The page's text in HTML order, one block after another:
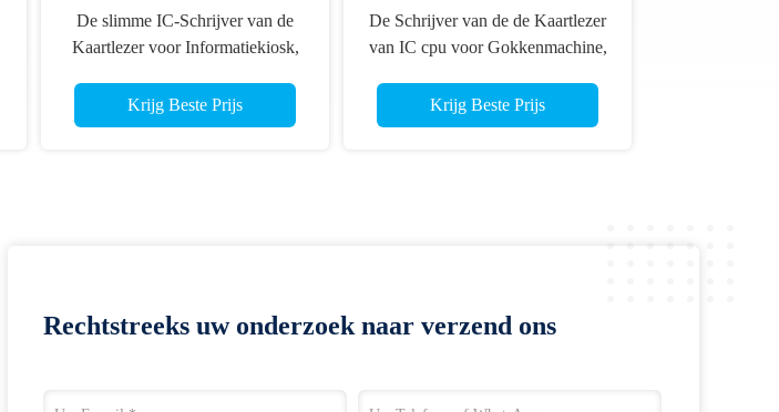
De slimme IC-Schrijver van de
Kaartlezer voor Informatiekiosk,
Kaartlezer
Krijg Beste Prijs
De Schrijver van de de Kaartlezer
van IC cpu voor Gokkenmachine,
Krijg Beste Prijs
Rechtstreeks uw onderzoek naar verzend ons